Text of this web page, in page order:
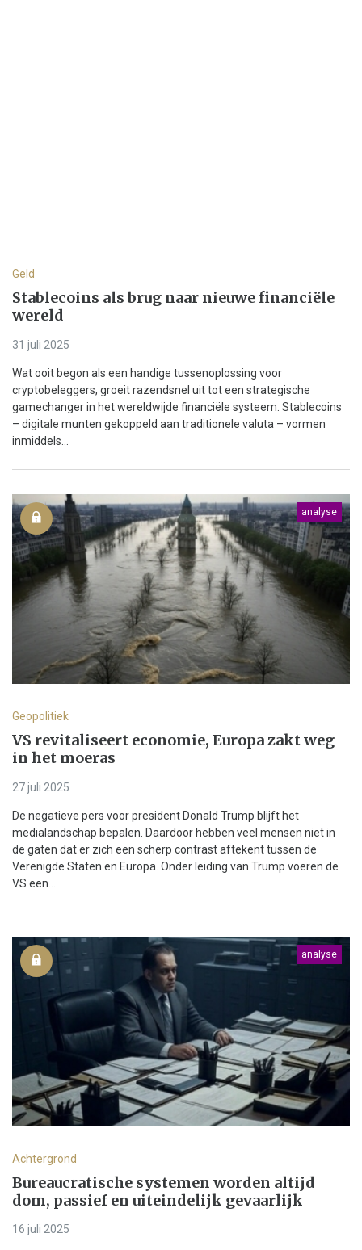
Geld
Stablecoins als brug naar nieuwe financiële
wereld
31 juli 2025
Wat ooit begon als een handige tussenoplossing voor
cryptobeleggers, groeit razendsnel uit tot een strategische
gamechanger in het wereldwijde financiële systeem. Stablecoins
– digitale munten gekoppeld aan traditionele valuta – vormen
inmiddels...
analyse
Geopolitiek
VS revitaliseert economie, Europa zakt weg
in het moeras
27 juli 2025
De negatieve pers voor president Donald Trump blijft het
medialandschap bepalen. Daardoor hebben veel mensen niet in
de gaten dat er zich een scherp contrast aftekent tussen de
Verenigde Staten en Europa. Onder leiding van Trump voeren de
VS een...
analyse
Achtergrond
Bureaucratische systemen worden altijd
dom, passief en uiteindelijk gevaarlijk
16 juli 2025